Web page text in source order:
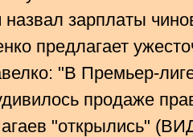
назвал зарплаты
предлагает
"В Премьер-
продаже
"открылись"